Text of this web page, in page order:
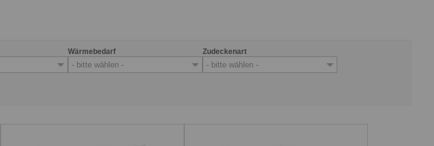
Wärmebedarf
- bitte wählen -
Zudeckenart
- bitte wählen -